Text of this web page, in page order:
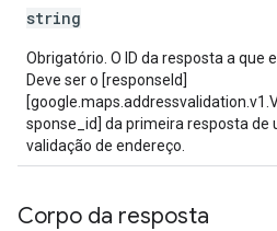
string
Obrigatório. O ID da resposta a que
Deve ser o [responseId]
sponse_id] da primeira resposta de
validação de endereço.
Corpo da resposta